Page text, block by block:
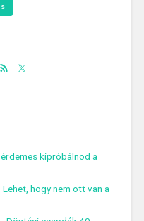
kipróbálnod a
hogy nem ott van a